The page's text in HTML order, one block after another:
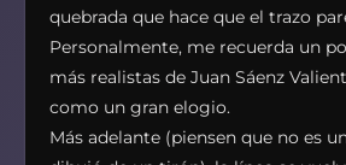
quebrada que hace que el trazo
Personalmente, me recuerda un
más realistas de Juan Sáenz
como un gran elogio.
Más adelante (piensen que no es